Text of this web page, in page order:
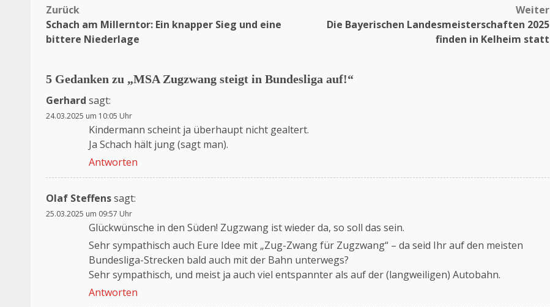
Beitragsnavigation
Zurück
Schach am Millerntor: Ein knapper Sieg und eine
bittere Niederlage
Weiter
Die Bayerischen Landesmeisterschaften 2025
finden in Kelheim statt
5 Gedanken zu „MSA Zugzwang steigt in Bundesliga auf!“
Gerhard sagt:
24.03.2025 um 10:05 Uhr
Kindermann scheint ja überhaupt nicht gealtert.
Ja Schach hält jung (sagt man).
Antworten
Olaf Steffenssagt:
25.03.2025 um 09:57 Uhr
Glückwünsche in den Süden! Zugzwang ist wieder da, so soll das sein.
Sehr sympathisch auch Eure Idee mit „Zug-Zwang für Zugzwang“ – da seid Ihr auf den meisten
Bundesliga-Strecken bald auch mit der Bahn unterwegs?
Sehr sympathisch, und meist ja auch viel entspannter als auf der (langweiligen) Autobahn.
Antworten